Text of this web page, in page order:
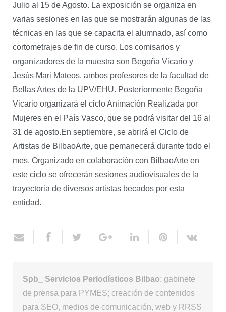
Julio al 15 de Agosto. La exposición se organiza en
varias sesiones en las que se mostrarán algunas de las
técnicas en las que se capacita el alumnado, así como
cortometrajes de fin de curso. Los comisarios y
organizadores de la muestra son Begoña Vicario y
Jesús Mari Mateos, ambos profesores de la facultad de
Bellas Artes de la UPV/EHU. Posteriormente Begoña
Vicario organizará el ciclo Animación Realizada por
Mujeres en el País Vasco, que se podrá visitar del 16 al
31 de agosto.En septiembre, se abrirá el Ciclo de
Artistas de BilbaoArte, que pemanecerá durante todo el
mes. Organizado en colaboración con BilbaoArte en
este ciclo se ofrecerán sesiones audiovisuales de la
trayectoria de diversos artistas becados por esta
entidad.
Spb_ Servicios Periodísticos Bilbao: gabinete
de prensa para PYMES; creación de contenidos
para SEO, medios de comunicación, web y RRSS